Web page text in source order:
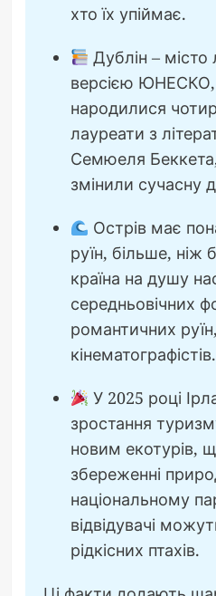
хто їх упіймає.
Дублін – місто
версією ЮНЕСКО,
народилися
лауреати з
Семюеля
змінили сучасну
Острів має
руїн, більше, ніж
країна на душу
середньовічних
романтичних
кінематографістів.
У 2025 році
зростання
новим екотурів,
збереженні
національному
відвідувачі
рідкісних птахів.